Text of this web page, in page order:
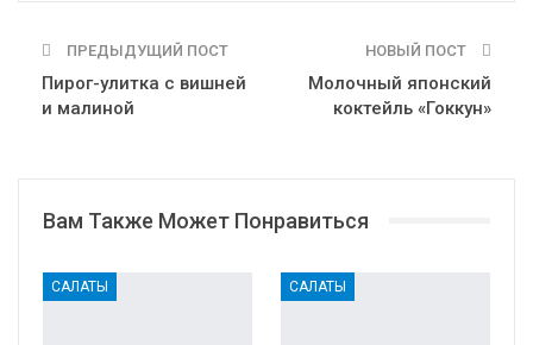
ПРЕДЫДУЩИЙ ПОСТ
Пирог-улитка с вишней
и малиной
НОВЫЙ ПОСТ
Молочный японский
коктейль «Гоккун»
Вам Также Может Понравиться
САЛАТЫ САЛАТЫ